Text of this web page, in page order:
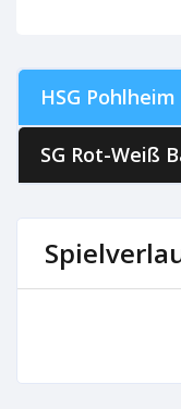
HSG Pohlheim
SG Rot-Weiß